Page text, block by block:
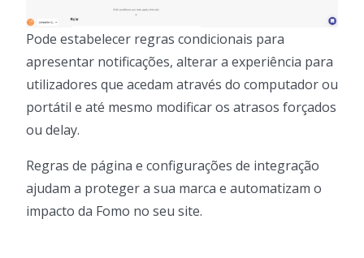
Pode estabelecer regras condicionais para
apresentar notificações, alterar a experiência para
utilizadores que acedam através do computador ou
portátil e até mesmo modificar os atrasos forçados
ou delay.
Regras de página e configurações de integração
ajudam a proteger a sua marca e automatizam o
impacto da Fomo no seu site.